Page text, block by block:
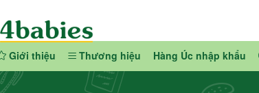
Giới thiệu Thương hiệu Hàng Úc nhập khẩu